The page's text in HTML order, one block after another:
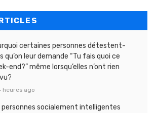
certaines personnes détestent-
qu’on leur demande “Tu fais quoi ce
end?” même lorsqu’elles n’ont rien
heures ago
personnes socialement intelligentes